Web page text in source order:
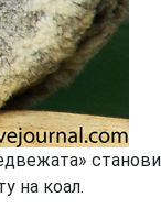
на коал.